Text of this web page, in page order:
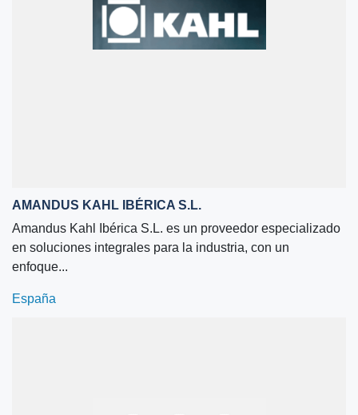
AMANDUS KAHL IBÉRICA S.L.
Amandus Kahl Ibérica S.L. es un proveedor especializado
en soluciones integrales para la industria, con un
enfoque...
España